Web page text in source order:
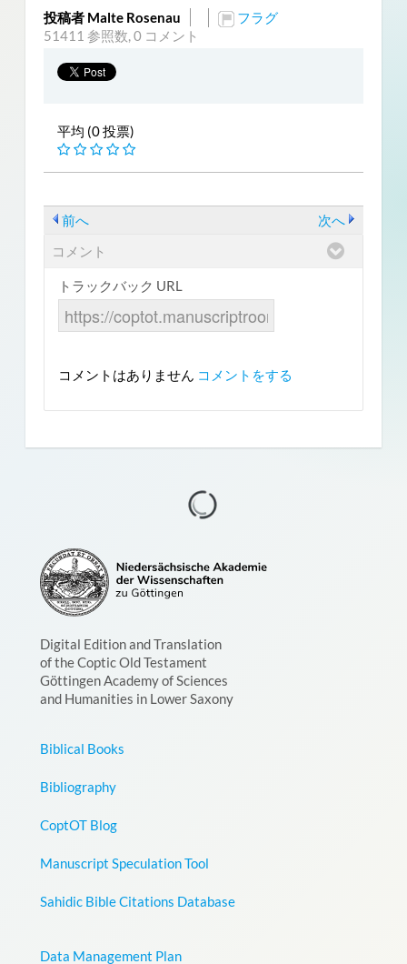
投稿者 Malte Rosenau
51411 参照数,0 コメント
フラグ
平均 (0 投票)
前へ
次へ
コメント
トラックバック URL
コメントはありません コメントをする
Digital Edition and Translation
of the Coptic Old Testament
Göttingen Academy of Sciences
and Humanities in Lower Saxony
Biblical Books
Bibliography
CoptOT Blog
Manuscript Speculation Tool
Sahidic Bible Citations Database
Data Management Plan